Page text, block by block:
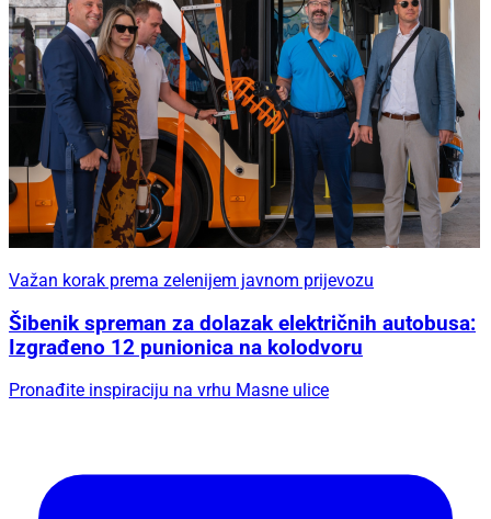
Važan korak prema zelenijem javnom prijevozu
Šibenik spreman za dolazak električnih autobusa:
Izgrađeno 12 punionica na kolodvoru
Pronađite inspiraciju na vrhu Masne ulice